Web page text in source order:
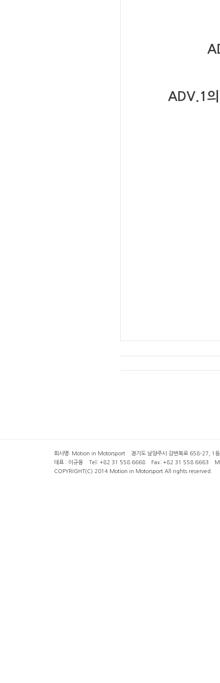
ADV.1
회사명: Motion in Motorsport 경기도 남양주시 강변북로 658-27,
대표 : 이규용 Tel: +82 31 558 6668 Fax: +82 31 558 6663
COPYRIGHT(C) 2014 Motion in Motorsport All rights reserved.